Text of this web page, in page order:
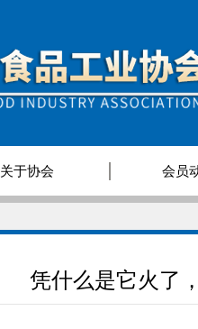
关于协会 会员
凭什么是它火了